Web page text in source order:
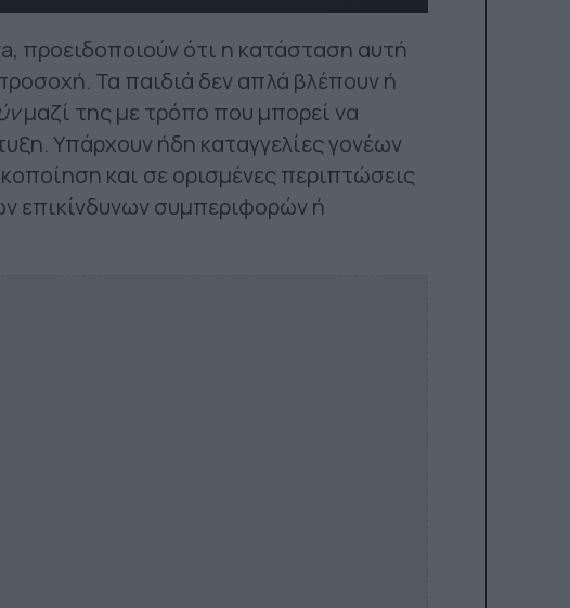
προειδοποιούν ότι η κατάσταση αυτή
Τα παιδιά δεν απλά βλέπουν ή
μαζί της με τρόπο που μπορεί να
Υπάρχουν ήδη καταγγελίες γονέων
και σε ορισμένες περιπτώσεις
επικίνδυνων συμπεριφορών ή